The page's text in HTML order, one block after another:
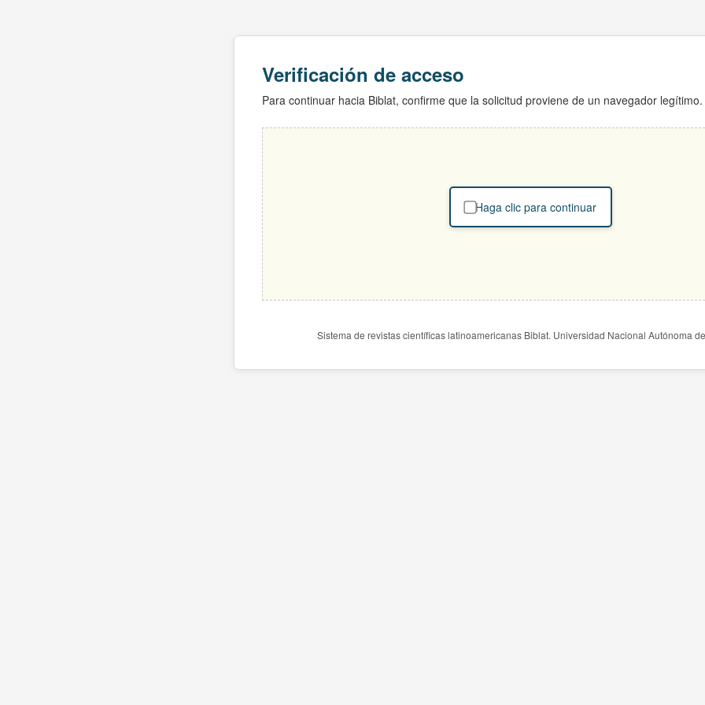
Verificación de acceso
Para continuar hacia Biblat, confirme que la solicitud proviene de un navegador legítimo.
Haga clic para continuar
Sistema de revistas científicas latinoamericanas Biblat. Universidad Nacional Autónoma